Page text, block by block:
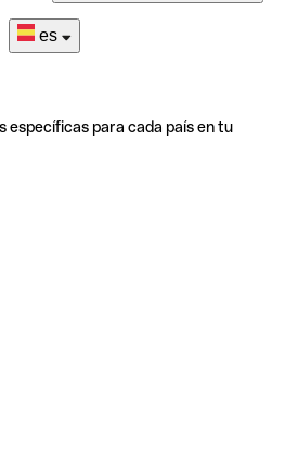
es
específicas para cada país en tu